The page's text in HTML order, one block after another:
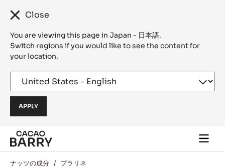
Close
You are viewing this page in Japan - 日本語.
Switch regions if you would like to see the content for
your location.
Skip to main content
main
ナッツの成分 / プラリネ